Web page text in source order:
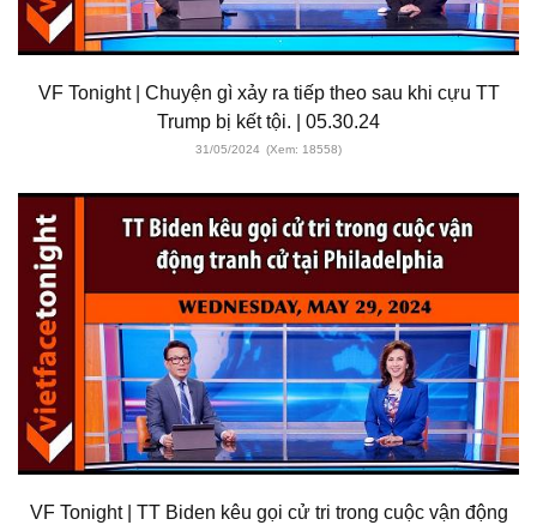
VF Tonight | Chuyện gì xảy ra tiếp theo sau khi cựu TT
Trump bị kết tội. | 05.30.24
31/05/2024 (Xem: 18558)
VF Tonight | TT Biden kêu gọi cử tri trong cuộc vận động